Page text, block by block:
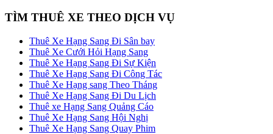
TÌM THUÊ XE THEO DỊCH VỤ
Thuê Xe Hạng Sang Đi Sân bay
Thuê Xe Cưới Hỏi Hạng Sang
Thuê Xe Hạng Sang Đi Sự Kiện
Thuê Xe Hạng Sang Đi Công Tác
Thuê Xe Hạng sang Theo Tháng
Thuê Xe Hạng Sang Đi Du Lịch
Thuê xe Hạng Sang Quảng Cáo
Thuê Xe Hạng Sang Hội Nghị
Thuê Xe Hạng Sang Quay Phim